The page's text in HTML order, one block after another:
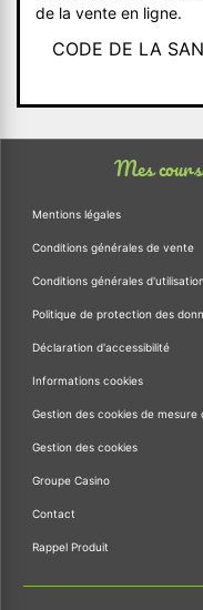
de la vente en ligne.
CODE DE LA
Mes
Mentions légales
Conditions générales de vente
Conditions générales d'utilisation
Politique de protection des
Déclaration d'accessibilité
Informations cookies
Gestion des cookies de mesure
Gestion des cookies
Groupe Casino
Contact
Rappel Produit